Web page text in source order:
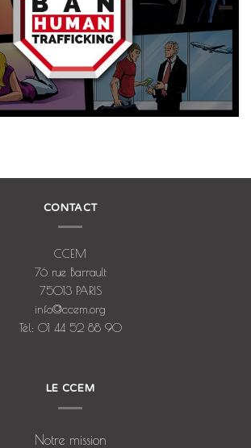
CONTACT
CCEM
76 rue Barrault
75013 PARIS
info@ccem.org
Tél: 01 44 52 88 90
LE CCEM
Notre mission